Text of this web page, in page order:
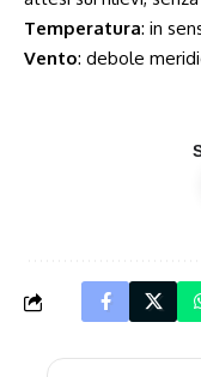
Temperatura: in
Vento: debole